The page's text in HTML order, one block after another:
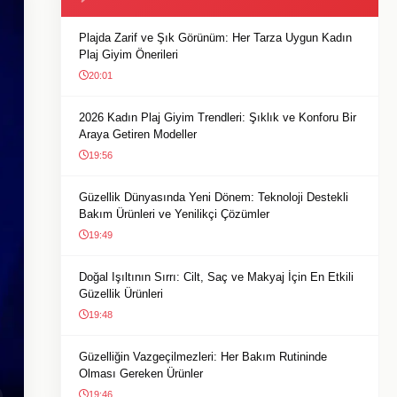
Plajda Zarif ve Şık Görünüm: Her Tarza Uygun Kadın
Plaj Giyim Önerileri
20:01
2026 Kadın Plaj Giyim Trendleri: Şıklık ve Konforu Bir
Araya Getiren Modeller
19:56
Güzellik Dünyasında Yeni Dönem: Teknoloji Destekli
Bakım Ürünleri ve Yenilikçi Çözümler
19:49
Doğal Işıltının Sırrı: Cilt, Saç ve Makyaj İçin En Etkili
Güzellik Ürünleri
19:48
Güzelliğin Vazgeçilmezleri: Her Bakım Rutininde
Olması Gereken Ürünler
19:46